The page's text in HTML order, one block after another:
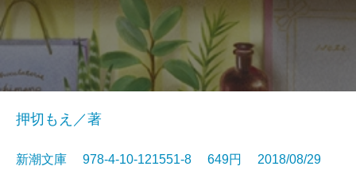
押切もえ／著
新潮文庫 978-4-10-121551-8 649円 2018/08/29